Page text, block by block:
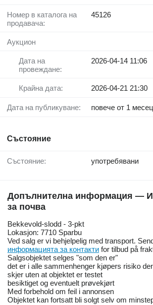
Номер в каталога на
продавача:
45126
Аукцион
Дата на
провеждане:
2026-04-14 11:06
Крайна дата: 2026-04-21 21:30
Дата на публикуване: повече от 1 месец
Състояние
Състояние: употребявани
Допълнителна информация —
за почва
Bekkevold-slodd - 3-pkt
Lokasjon: 7710 Sparbu
Ved salg er vi behjelpelig med transport.
информацията за контакти for tilbud på
Salgsobjektet selges "som den er"
det er i alle sammenhenger kjøpers risiko
skjer uten at objektet er testet
besiktiget og eventuelt prøvekjørt
Med forbehold om feil i annonsen
Objektet kan fortsatt bli solgt selv om